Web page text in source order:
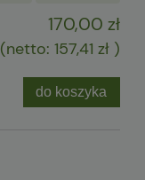
170,00 zł
(netto: 157,41 zł )
do koszyka